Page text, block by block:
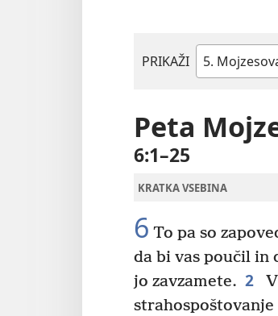
PRIKAŽI
Po
Peta
6:1–25
KRATKA VSEBINA
6 To pa so
da bi vas poučil in
jo zavzamete. 2
strahospoštovanje